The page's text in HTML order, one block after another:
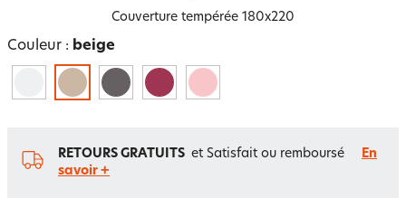
Couverture tempérée 180x220
Couleur : beige
RETOURS GRATUITS et Satisfait ou remboursé
En
savoir +